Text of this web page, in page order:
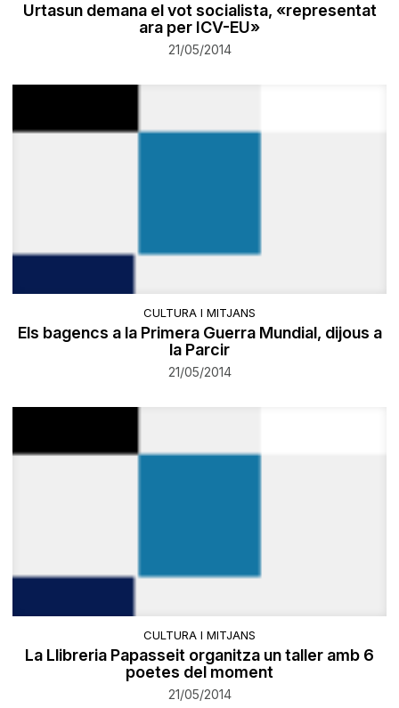
Urtasun demana el vot socialista, «representat
ara per ICV-EU»
21/05/2014
CULTURA I MITJANS
Els bagencs a la Primera Guerra Mundial, dijous a
la Parcir
21/05/2014
CULTURA I MITJANS
La Llibreria Papasseit organitza un taller amb 6
poetes del moment
21/05/2014